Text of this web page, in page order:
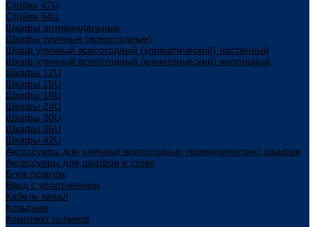
Стойки 47U
Стойки 54U
Шкафы антивандальные
Шкафы уличные (всепогодные)
Шкаф уличный всепогодный (климатический) настенный
Шкаф уличный всепогодный (климатический) напольный
Шкафы 12U
Шкафы 15U
Шкафы 18U
Шкафы 24U
Шкафы 30U
Шкафы 36U
Шкафы 42U
Аксессуары для уличных всепогодных (климатических) шкафов
Аксессуары для шкафов и стоек
Блок розеток
Ввод с уплотнением
Кабель канал
Козырьки
Комплект роликов